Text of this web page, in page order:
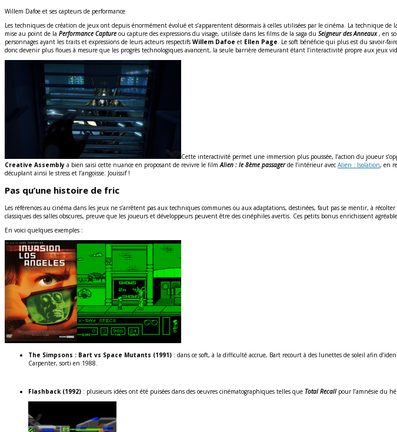
Willem Dafoe et ses capteurs de performance
Les techniques de création de jeux ont depuis énormément évolué et s’apparentent désormais à celles utilisées par le cinéma. La technique de la
mise au point de la Performance Capture ou capture des expressions du visage, utilisée dans les films de la saga du Seigneur des Anneaux , en
personnages ayant les traits et expressions de leurs acteurs respectifs Willem Dafoe et Ellen Page . Le soft bénéficie qui plus est du savoir-
donc devenir plus floues à mesure que les progrès technologiques avancent, la seule barrière demeurant étant l’interactivité propre aux jeux
Cette interactivité permet une immersion plus poussée, l’action du joueur
Creative Assembly a bien saisi cette nuance en proposant de revivre le film Alien : le 8ème passagerde l’intérieur avec Alien : Isolation, en
décuplant ainsi le stress et l’angoisse. Jouissif !
Pas qu’une histoire de fric
Les références au cinéma dans les jeux ne s’arrêtent pas aux techniques communes ou aux adaptations, destinées, faut pas se mentir, à
classiques des salles obscures, preuve que les joueurs et développeurs peuvent être des cinéphiles avertis. Ces petits bonus enrichissent
En voici quelques exemples :
The Simpsons : Bart vs Space Mutants (1991) : dans ce soft, à la difficulté accrue, Bart recourt à des lunettes de soleil afin
Carpenter, sorti en 1988.
Flashback (1992) : plusieurs idées ont été puisées dans des oeuvres cinématographiques telles que Total Recall pour l’amnésie du